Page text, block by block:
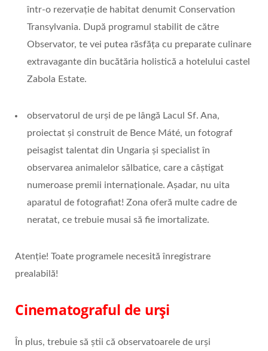
într-o rezervație de habitat denumit Conservation
Transylvania. După programul stabilit de către
Observator, te vei putea răsfăța cu preparate culinare
extravagante din bucătăria holistică a hotelului castel
Zabola Estate.
observatorul de urși de pe lângă Lacul Sf. Ana,
proiectat și construit de Bence Máté, un fotograf
peisagist talentat din Ungaria și specialist în
observarea animalelor sălbatice, care a câștigat
numeroase premii internaționale. Așadar, nu uita
aparatul de fotografiat! Zona oferă multe cadre de
neratat, ce trebuie musai să fie imortalizate.
Atenție! Toate programele necesită înregistrare
prealabilă!
Cinematograful de urși
În plus, trebuie să știi că observatoarele de urși